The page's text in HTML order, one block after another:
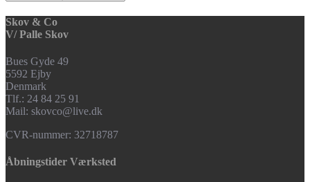
Skov & Co
V/ Palle Skov
Bues Gyde 49
5592 Ejby
Denmark
Tlf.: 24 84 25 91
Mail: skovco@live.dk
CVR-nummer: 32718787
Åbningstider Værksted